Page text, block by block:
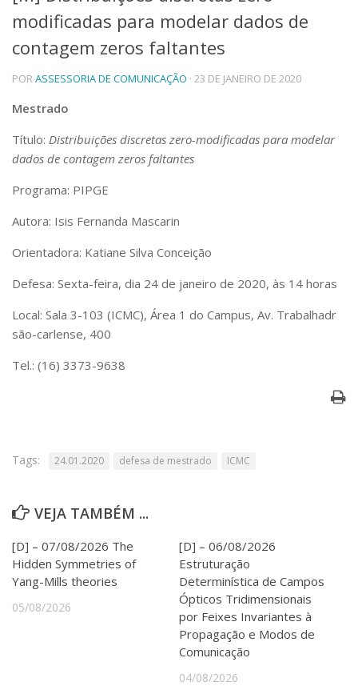
Telefones e Mapas
Pessoas
Ensino
Graduação
Educação a distância
Pesquisa e Inovação
Centros, Núcleos e Projetos em Rede
Iniciação Científica
Transferência de Tecnologia
Empresas Juniores
Extensão à Comunidade
Projetos, Programas e Cursos
Artes, Cultura e Esportes
Museus e Espaços Interativos
Serviços
Outros serviços
Assessorias e Mídias
Aplicativos e Sites
Agenda de Eventos
Defesa de Teses
modificadas para modelar dados de
contagem zeros faltantes
PORASSESSORIA DE COMUNICAÇÃO · 23 DE JANEIRO DE 2020
Mestrado
Título: Distribuições discretas zero-modificadas para modelar
dados de contagem zeros faltantes
Programa: PIPGE
Autora: Isis Fernanda Mascarin
Orientadora: Katiane Silva Conceição
Defesa: Sexta-feira, dia 24 de janeiro de 2020, às 14 horas
Local: Sala 3-103 (ICMC), Área 1 do Campus, Av. Trabalhadr
são-carlense, 400
Tel.: (16) 3373-9638
Tags: 24.01.2020 defesa de mestrado ICMC
VEJA TAMBÉM ...
[D] – 07/08/2026 The
Hidden Symmetries of
Yang-Mills theories
05/08/2026
[D] – 06/08/2026
Estruturação
Determinística de Campos
Ópticos Tridimensionais
por Feixes Invariantes à
Propagação e Modos de
Comunicação
04/08/2026